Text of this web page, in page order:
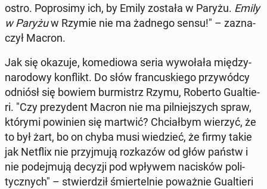
ostro. Po­pro­si­my ich, by Emily została w Paryżu. Emily
w Paryżuw Rzymie nie ma żadnego sensu!" – za­zna­
czył Macron.
Jak się okazuje, ko­me­dio­wa seria wy­wo­ła­ła mię­dzy­
na­ro­do­wy kon­flikt. Do słów fran­cu­skie­go przy­wód­cy
odniósł się bowiem bur­mistrz Rzymu, Roberto Gu­al­tie­
ri. "Czy pre­zy­dent Macron nie ma pil­niej­szych spraw,
którymi po­wi­nien się martwić? Chciał­bym wierzyć, że
to był żart, bo on chyba musi wie­dzieć, że firmy takie
jak Netflix nie przyj­mu­ją roz­ka­zów od głów państw i
nie po­dej­mu­ją decyzji pod wpływem na­ci­sków po­li­
tycz­nych" – stwier­dził śmier­tel­nie po­waż­nie Gu­al­tie­ri